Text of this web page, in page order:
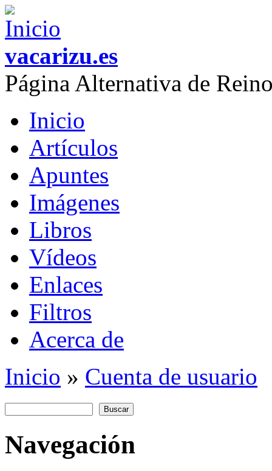
Skip to main content
vacarizu.es
Página Alternativa de
Main menu
Inicio
Artículos
Apuntes
Imágenes
Libros
Vídeos
Enlaces
Filtros
Acerca de
You are here
Inicio » Cuenta de usuario
Formulario de búsqueda
Navegación